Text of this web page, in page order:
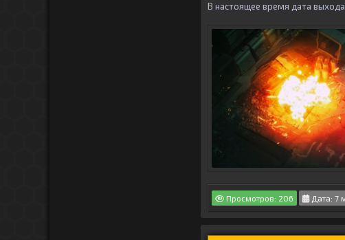
В настоящее время дата выхода
Просмотров: 206 Дата: 7